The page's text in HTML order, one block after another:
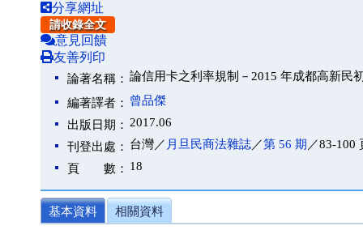
分享網址
請收錄全文
意見回饋
友善列印
論著名稱： 論信用卡之利率規制－2015 年成都高新民
編著譯者： 曾品傑
出版日期： 2017.06
刊登出處： 台灣／ 月旦民商法雜誌／第 56 期 ／83-100
頁 數： 18
基本資料 相關資料